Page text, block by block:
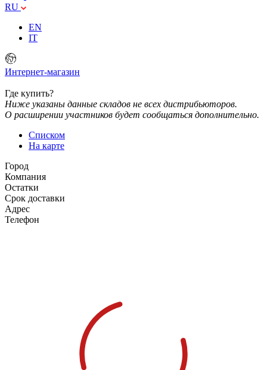
RU
EN
IT
Интернет-магазин
Где купить?
Ниже указаны данные складов не всех дистрибьюторов.
О расширении участников будет сообщаться дополнительно.
Списком
На карте
Город
Компания
Остатки
Срок доставки
Адрес
Телефон